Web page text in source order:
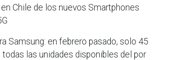
Chile de los nuevos Smartphones
Samsung: en febrero pasado, solo 45
las unidades disponibles del por